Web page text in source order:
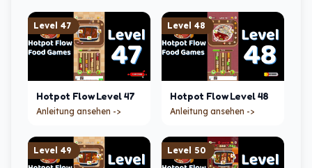
Level 47
Hotpot Flow Level47
Anleitung ansehen ->
Level 48
Hotpot Flow Level48
Anleitung ansehen ->
Level 49 Level 50